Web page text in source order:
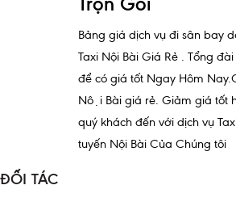
Bảng giá dịch vụ đi sân bay
Taxi Nội Bài Giá Rẻ . Tổng
để có giá tốt Ngay Hôm
Nội Bài giá rẻ. Giảm giá tốt
quý khách đến với dịch vụ
tuyến Nội Bài Của Chúng tôi
ĐỐI TÁC